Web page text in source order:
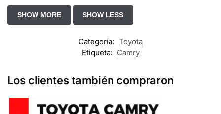
Categoría: Toyota
Etiqueta: Camry
Los clientes también compraron